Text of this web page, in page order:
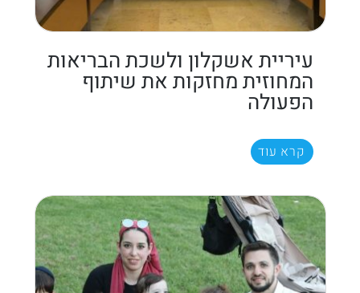
עיריית אשקלון ולשכת הבריאות
המחוזית מחזקות את שיתוף
הפעולה
קרא עוד